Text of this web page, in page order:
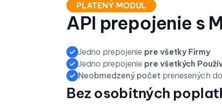
PLATENÝ MODUL
API prepojenie s
Jedno prepojenie pre všetky Firmy
Jedno prepojenie pre všetkých
Neobmedzený počet prenesených
Bez osobitných